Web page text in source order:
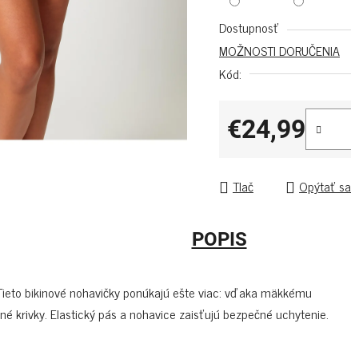
Dostupnosť
MOŽNOSTI DORUČENIA
Kód:
€24,99
Jednotková cena:
Tlač Opýtať sa
POPIS
bikinové nohavičky ponúkajú ešte viac: vďaka mäkkému
krivky. Elastický pás a nohavice zaisťujú bezpečné uchytenie.